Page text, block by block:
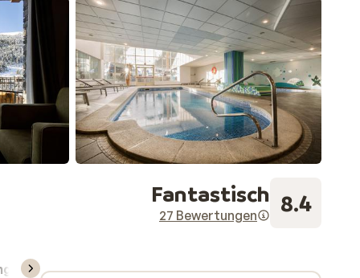
Fantastisch
27 Bewertungen 8.4
Skipass/Kurse/Material